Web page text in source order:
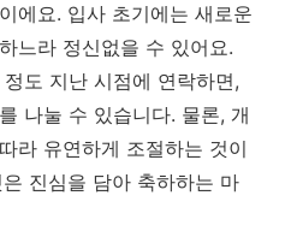
에요. 입사 초기에는 새로운
느라 정신없을 수 있어요.
도 지난 시점에 연락하면,
나눌 수 있습니다. 물론, 개
라 유연하게 조절하는 것이
진심을 담아 축하하는 마